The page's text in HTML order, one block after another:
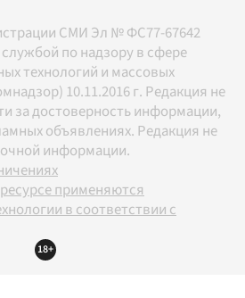
СМИ Эл № ФС77-67642
по надзору в сфере
технологий и массовых
10.11.2016 г. Редакция не
за достоверность информации,
объявлениях. Редакция не
информации.
применяются
в соответствии с
18+